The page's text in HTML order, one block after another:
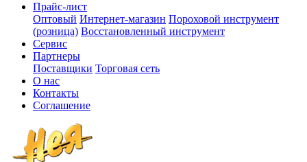
Прайс-лист
Оптовый Интернет-магазин Пороховой инструмент
(розница) Восстановленный инструмент
Сервис
Партнеры
Поставщики Торговая сеть
О нас
Контакты
Соглашение